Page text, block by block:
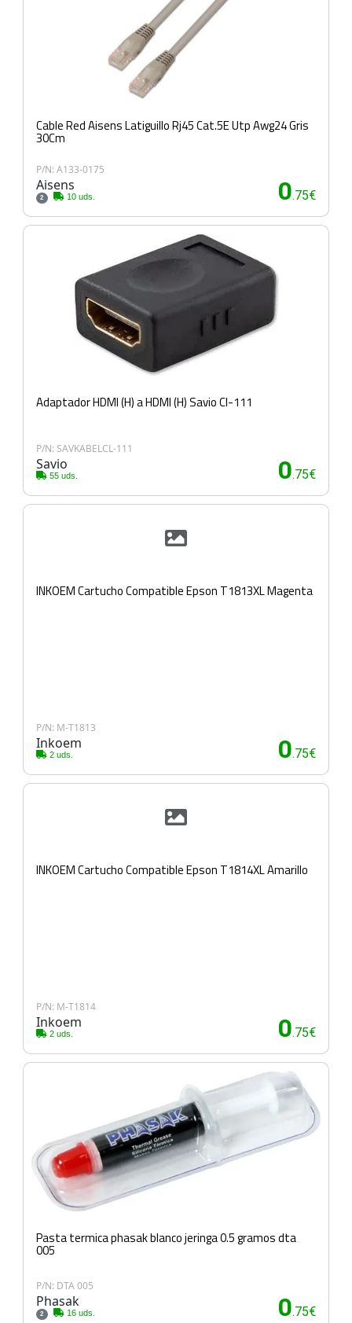
Cable Red Aisens Latiguillo Rj45 Cat.5E Utp Awg24 Gris
30Cm
P/N: A133-0175
Aisens
2 10 uds. 0.75€
Adaptador HDMI (H) a HDMI (H) Savio Cl-111
P/N: SAVKABELCL-111
Savio
55 uds. 0.75€
INKOEM Cartucho Compatible Epson T1813XL Magenta
P/N: M-T1813
Inkoem
2 uds. 0.75€
INKOEM Cartucho Compatible Epson T1814XL Amarillo
P/N: M-T1814
Inkoem
2 uds. 0.75€
Pasta termica phasak blanco jeringa 0.5 gramos dta
005
P/N: DTA 005
Phasak
2 16 uds. 0.75€